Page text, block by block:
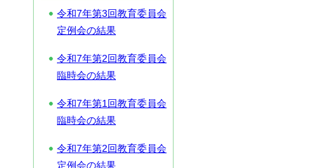
令和7年第3回教育委員会
定例会の結果
令和7年第2回教育委員会
臨時会の結果
令和7年第1回教育委員会
臨時会の結果
令和7年第2回教育委員会
定例会の結果